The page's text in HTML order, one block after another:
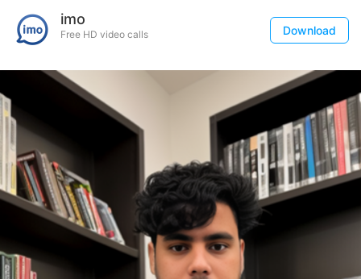
imo
Free HD video calls Download